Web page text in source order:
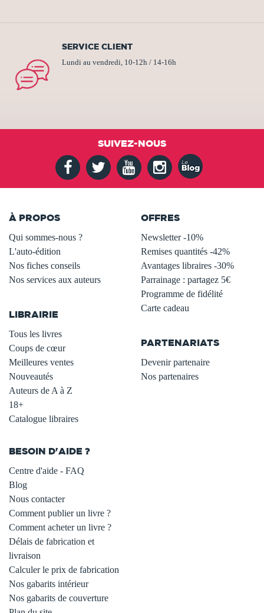
SERVICE CLIENT
Lundi au vendredi, 10-12h / 14-16h
SUIVEZ-NOUS
À PROPOS
Qui sommes-nous ?
L'auto-édition
Nos fiches conseils
Nos services aux auteurs
LIBRAIRIE
Tous les livres
Coups de cœur
Meilleures ventes
Nouveautés
Auteurs de A à Z
18+
Catalogue libraires
OFFRES
Newsletter -10%
Remises quantités -42%
Avantages libraires -30%
Parrainage : partagez 5€
Programme de fidélité
Carte cadeau
PARTENARIATS
Devenir partenaire
Nos partenaires
BESOIN D'AIDE ?
Centre d'aide - FAQ
Blog
Nous contacter
Comment publier un livre ?
Comment acheter un livre ?
Délais de fabrication et
livraison
Calculer le prix de fabrication
Nos gabarits intérieur
Nos gabarits de couverture